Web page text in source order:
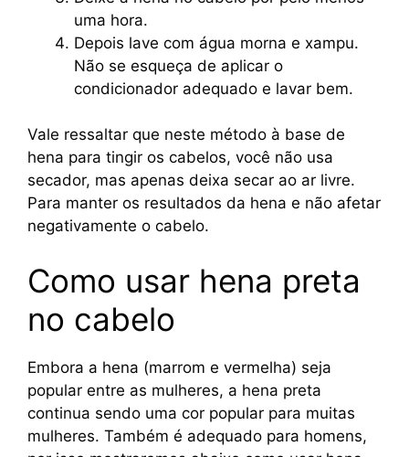
uma hora.
Depois lave com água morna e xampu.
Não se esqueça de aplicar o
condicionador adequado e lavar bem.
Vale ressaltar que neste método à base de
hena para tingir os cabelos, você não usa
secador, mas apenas deixa secar ao ar livre.
Para manter os resultados da hena e não afetar
negativamente o cabelo.
Como usar hena preta
no cabelo
Embora a hena (marrom e vermelha) seja
popular entre as mulheres, a hena preta
continua sendo uma cor popular para muitas
mulheres. Também é adequado para homens,